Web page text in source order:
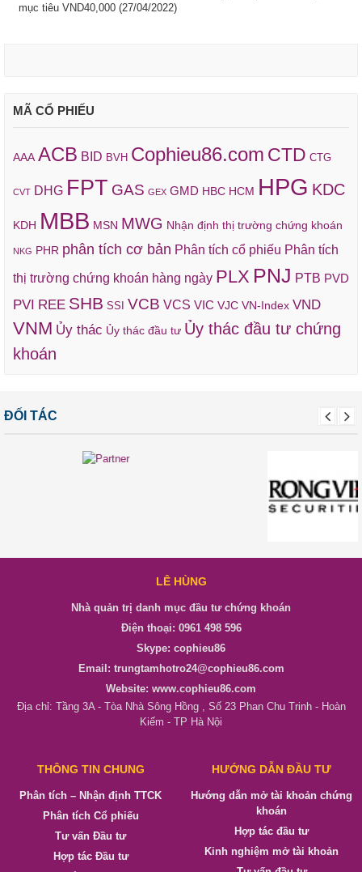
mục tiêu VND40,000 (27/04/2022)
MÃ CỔ PHIẾU
AAA ACB BID BVH Cophieu86.com CTD CTG
CVT DHG FPT GAS GEX GMD HBC HCM HPG KDC
KDH MBB MSN MWG Nhận định thị trường chứng khoán
NKG PHR phân tích cơ bản Phân tích cổ phiếu Phân tích
thị trường chứng khoán hàng ngày PLX PNJ PTB PVD
PVI REE SHB SSI VCB VCS VIC VJC VN-Index VND
VNM Ủy thác Ủy thác đầu tư Ủy thác đầu tư chứng
khoán
ĐỐI TÁC
LÊ HÙNG
Nhà quản trị danh mục đầu tư chứng khoán
Điện thoại: 0961 498 596
Skype: cophieu86
Email: trungtamhotro24@cophieu86.com
Website: www.cophieu86.com
Địa chỉ: Tầng 3A - Tòa Nhà Sông Hồng , Số 23 Phan Chu Trinh - Hoàn
Kiếm - TP Hà Nội
THÔNG TIN CHUNG
Phân tích – Nhận định TTCK
Phân tích Cổ phiếu
Tư vấn Đầu tư
Hợp tác Đầu tư
HƯỚNG DẪN ĐẦU TƯ
Hướng dẫn mở tài khoản chứng
khoán
Hợp tác đầu tư
Kinh nghiệm mở tài khoản